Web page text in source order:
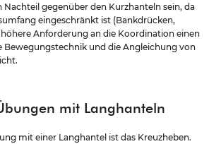
Nachteil gegenüber den Kurzhanteln sein, da
eingeschränkt ist (Bankdrücken,
Anforderung an die Koordination einen
Bewegungstechnik und die Angleichung von
mit Langhanteln
mit einer Langhantel ist das Kreuzheben.